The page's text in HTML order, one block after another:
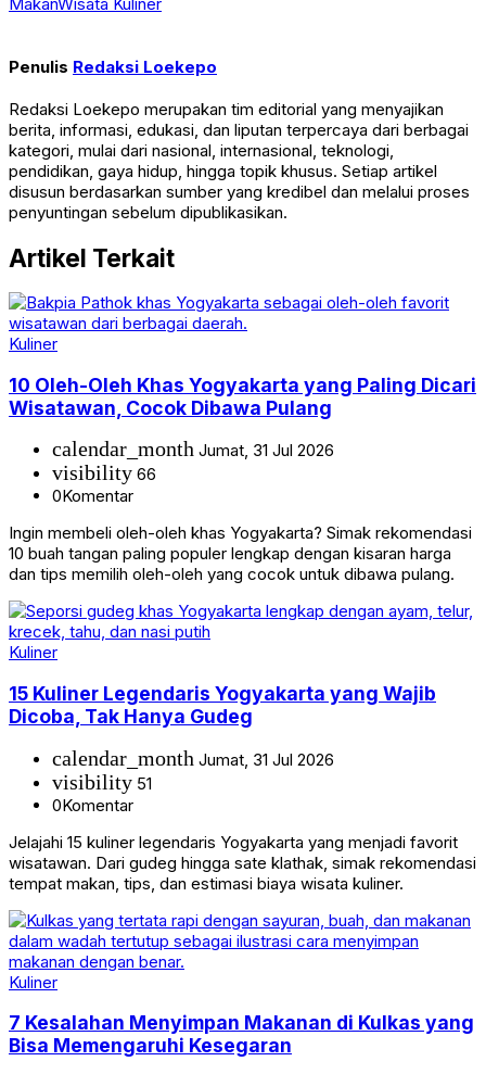
Penulis Redaksi Loekepo
Redaksi Loekepo merupakan tim editorial yang menyajikan
berita, informasi, edukasi, dan liputan terpercaya dari berbagai
kategori, mulai dari nasional, internasional, teknologi,
pendidikan, gaya hidup, hingga topik khusus. Setiap artikel
disusun berdasarkan sumber yang kredibel dan melalui proses
penyuntingan sebelum dipublikasikan.
Artikel Terkait
Kuliner
10 Oleh-Oleh Khas Yogyakarta yang Paling Dicari
Wisatawan, Cocok Dibawa Pulang
calendar_month Jumat, 31 Jul 2026
visibility 66
0Komentar
Ingin membeli oleh-oleh khas Yogyakarta? Simak rekomendasi
10 buah tangan paling populer lengkap dengan kisaran harga
dan tips memilih oleh-oleh yang cocok untuk dibawa pulang.
Kuliner
15 Kuliner Legendaris Yogyakarta yang Wajib
Dicoba, Tak Hanya Gudeg
calendar_month Jumat, 31 Jul 2026
visibility 51
0Komentar
Jelajahi 15 kuliner legendaris Yogyakarta yang menjadi favorit
wisatawan. Dari gudeg hingga sate klathak, simak rekomendasi
tempat makan, tips, dan estimasi biaya wisata kuliner.
Kuliner
7 Kesalahan Menyimpan Makanan di Kulkas yang
Bisa Memengaruhi Kesegaran